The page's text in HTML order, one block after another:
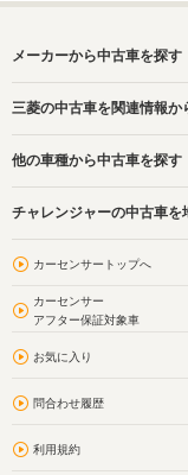
メーカーから中古車を探す
三菱の中古車を関連情報か
他の車種から中古車を探す
チャレンジャーの中古車を
カーセンサートップへ
カーセンサー
アフター保証対象車
お気に入り
問合わせ履歴
利用規約